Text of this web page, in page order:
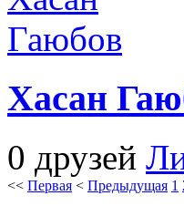
Хасан
0 друзей
<< Первая < Предыдущая 1